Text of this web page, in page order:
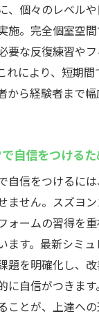
、個々のレベル
施。完全個室空
要な反復練習や
れにより、短期
から経験者まで
自信をつける
自信をつけるに
ません。スズヨン
ォームの習得を
ます。最新シミ
題を明確化し、
に自信がつきま
ことが、上達への